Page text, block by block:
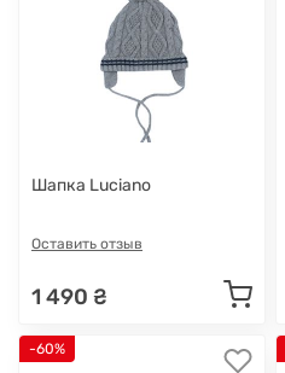
Шапка Luciano
Оставить отзыв
1 490 ₴
-60%